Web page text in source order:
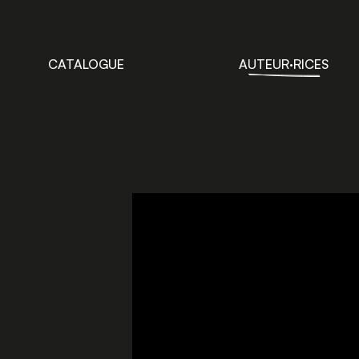
CATALOGUE AUTEUR·RICES